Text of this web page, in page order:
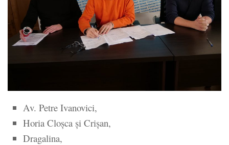
Av. Petre Ivanovici,
Horia Cloşca și Crişan,
Dragalina,